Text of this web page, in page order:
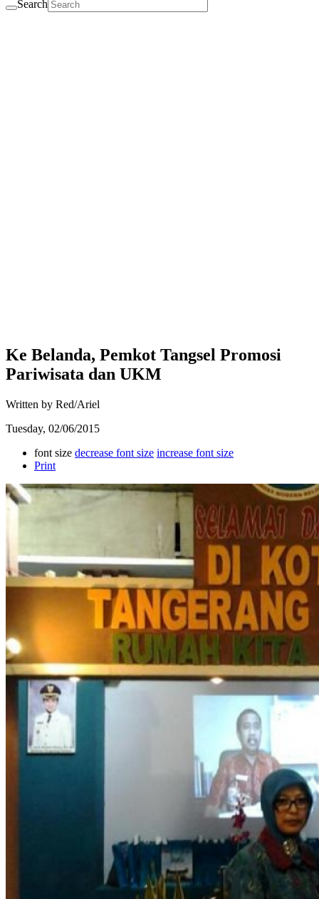
Search
Ke Belanda, Pemkot Tangsel Promosi
Pariwisata dan UKM
Written by Red/Ariel
Tuesday, 02/06/2015
font size decrease font size increase font size
Print